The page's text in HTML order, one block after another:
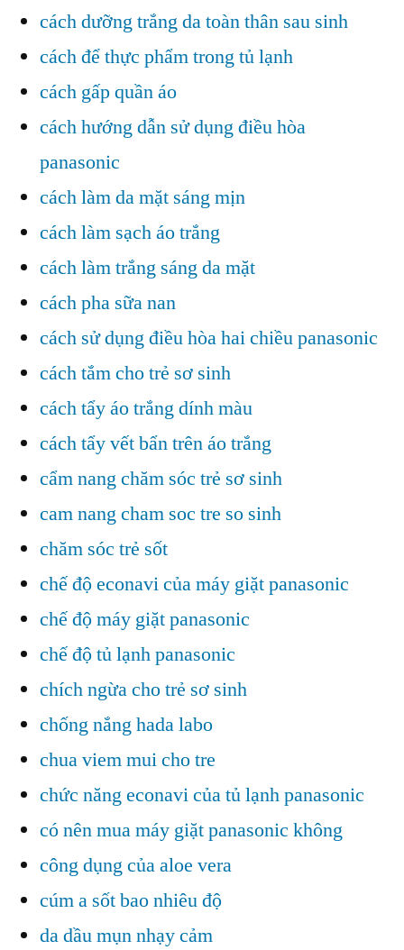
cách dưỡng trắng da toàn thân sau sinh
cách để thực phẩm trong tủ lạnh
cách gấp quần áo
cách hướng dẫn sử dụng điều hòa
panasonic
cách làm da mặt sáng mịn
cách làm sạch áo trắng
cách làm trắng sáng da mặt
cách pha sữa nan
cách sử dụng điều hòa hai chiều panasonic
cách tắm cho trẻ sơ sinh
cách tẩy áo trắng dính màu
cách tẩy vết bẩn trên áo trắng
cẩm nang chăm sóc trẻ sơ sinh
cam nang cham soc tre so sinh
chăm sóc trẻ sốt
chế độ econavi của máy giặt panasonic
chế độ máy giặt panasonic
chế độ tủ lạnh panasonic
chích ngừa cho trẻ sơ sinh
chống nắng hada labo
chua viem mui cho tre
chức năng econavi của tủ lạnh panasonic
có nên mua máy giặt panasonic không
công dụng của aloe vera
cúm a sốt bao nhiêu độ
da dầu mụn nhạy cảm